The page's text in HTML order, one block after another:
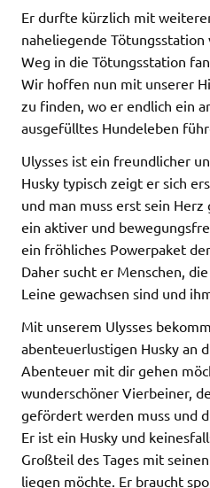
Er durfte kürzlich mit
naheliegende Tötungsstation
Weg in die Tötungsstation
Wir hoffen nun mit unserer
zu finden, wo er endlich ein
ausgefülltes Hundeleben
Ulysses ist ein freundlicher
Husky typisch zeigt er sich
und man muss erst sein
ein aktiver und
ein fröhliches Powerpaket
Daher sucht er Menschen,
Leine gewachsen sind und
Mit unserem Ulysses
abenteuerlustigen Husky an
Abenteuer mit dir gehen
wunderschöner Vierbeiner,
gefördert werden muss und
Er ist ein Husky und
Großteil des Tages mit
liegen möchte. Er braucht